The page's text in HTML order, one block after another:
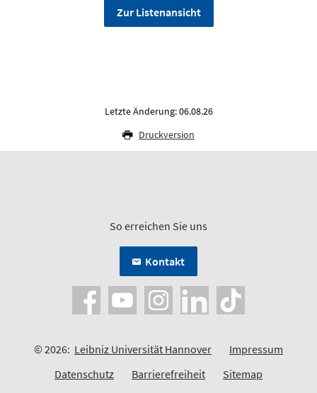
Zur Listenansicht
Letzte Änderung: 06.08.26
Druckversion
So erreichen Sie uns
Kontakt
© 2026: Leibniz Universität Hannover
Impressum
Datenschutz
Barrierefreiheit Sitemap